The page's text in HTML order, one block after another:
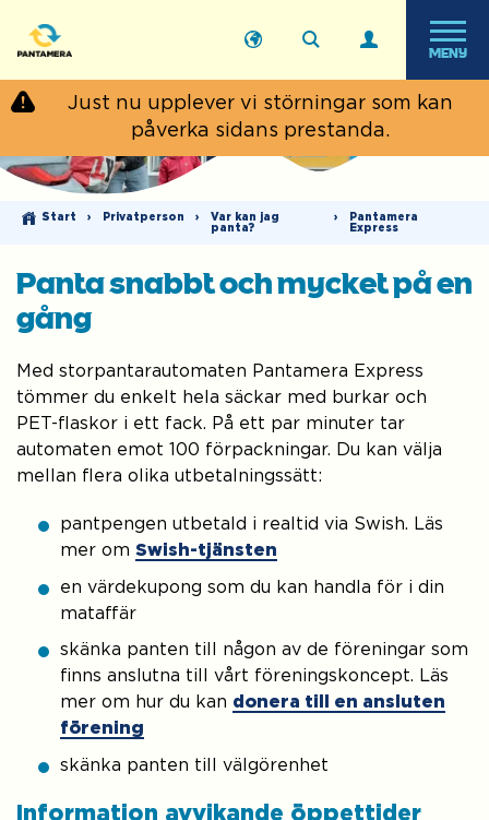
MENY
Just nu upplever vi störningar som kan
påverka sidans prestanda.
Start › Privatperson ›
Var kan jag
panta?
›
Pantamera
Express
Panta snabbt och mycket på en
gång
Med storpantarautomaten Pantamera Express
tömmer du enkelt hela säckar med burkar och
PET-flaskor i ett fack. På ett par minuter tar
automaten emot 100 förpackningar. Du kan välja
mellan flera olika utbetalningssätt:
pantpengen utbetald i realtid via Swish. Läs
mer om Swish-tjänsten
en värdekupong som du kan handla för i din
mataffär
skänka panten till någon av de föreningar som
finns anslutna till vårt föreningskoncept. Läs
mer om hur du kan donera till en ansluten
förening
skänka panten till välgörenhet
Information avvikande öppettider